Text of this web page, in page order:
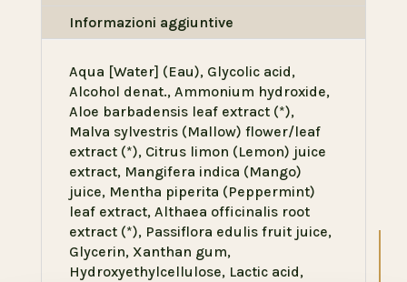
Informazioni aggiuntive
Aqua [Water] (Eau), Glycolic acid,
Alcohol denat., Ammonium hydroxide,
Aloe barbadensis leaf extract (*),
Malva sylvestris (Mallow) flower/leaf
extract (*), Citrus limon (Lemon) juice
extract, Mangifera indica (Mango)
juice, Mentha piperita (Peppermint)
leaf extract, Althaea officinalis root
extract (*), Passiflora edulis fruit juice,
Glycerin, Xanthan gum,
Hydroxyethylcellulose, Lactic acid,